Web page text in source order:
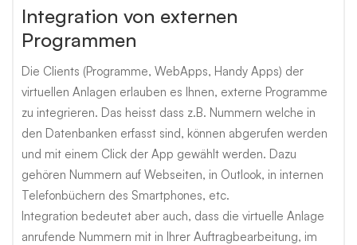
Integration von externen
Programmen
Die Clients (Programme, WebApps, Handy Apps) der
virtuellen Anlagen erlauben es Ihnen, externe Programme
zu integrieren. Das heisst dass z.B. Nummern welche in
den Datenbanken erfasst sind, können abgerufen werden
und mit einem Click der App gewählt werden. Dazu
gehören Nummern auf Webseiten, in Outlook, in internen
Telefonbüchern des Smartphones, etc.
Integration bedeutet aber auch, dass die virtuelle Anlage
anrufende Nummern mit in Ihrer Auftragbearbeitung, im